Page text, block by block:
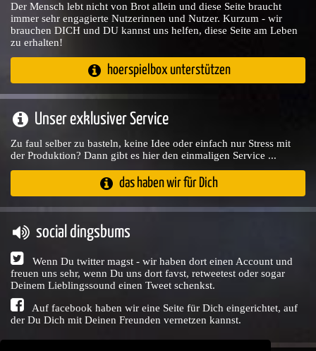
Der Mensch lebt nicht von Brot allein und diese Seite braucht
immer sehr engagierte Nutzerinnen und Nutzer. Kurzum - wir
brauchen DICH und DU kannst uns helfen, diese Seite am Leben
zu erhalten!
hoerspielbox unterstützen
Unser exklusiver Service
Zu faul selber zu basteln, keine Idee oder einfach nur Stress mit
der Produktion? Dann gibt es hier den einmaligen Service ...
das haben wir für Dich
social dingsbums
Wenn Du twitter magst - wir haben dort einen Account und
freuen uns sehr, wenn Du uns dort favst, retweetest oder sogar
Deinem Lieblingssound einen Tweet schenkst.
Auf facebook haben wir eine Seite für Dich eingerichtet, auf
der Du Dich mit Deinen Freunden vernetzen kannst.